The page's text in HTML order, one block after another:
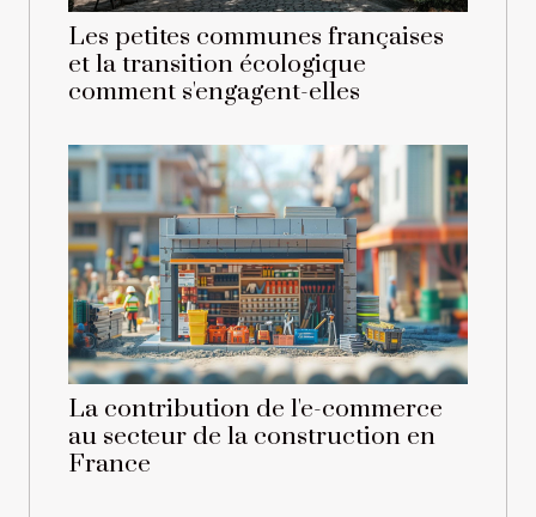
Les petites communes françaises
et la transition écologique
comment s'engagent-elles
La contribution de l'e-commerce
au secteur de la construction en
France